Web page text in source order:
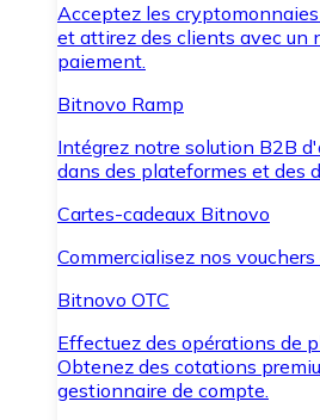
Acceptez les
et attirez des clients avec un
paiement.
Bitnovo Ramp
Intégrez notre solution B2B
dans des plateformes et des
Cartes-cadeaux Bitnovo
Commercialisez nos
Bitnovo OTC
Effectuez des opérations de
Obtenez des cotations
gestionnaire de compte.